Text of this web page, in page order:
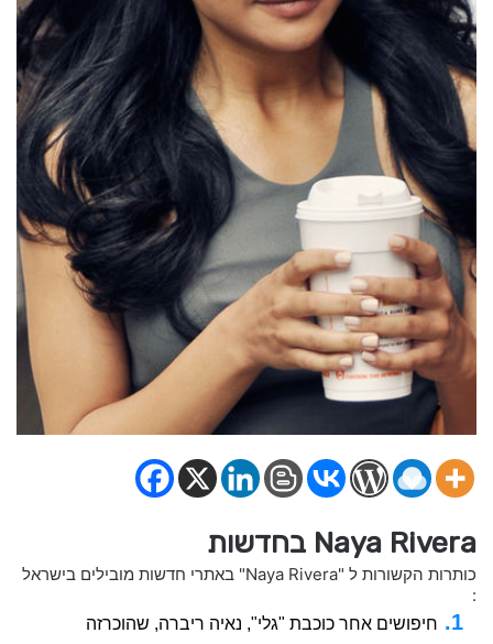
Naya Rivera בחדשות
כותרות הקשורות ל "Naya Rivera" באתרי חדשות מובילים בישראל
:
חיפושים אחר כוכבת "גלי", נאיה ריברה, שהוכרזה